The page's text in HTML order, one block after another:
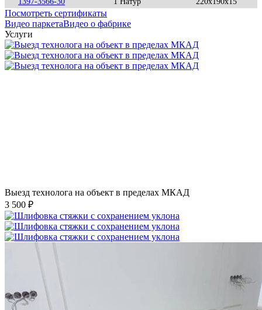
Посмотреть сертификаты
Видео паркетаВидео о фабрике
Услуги
Выезд технолога на объект в пределах МКАД
3 500 ₽